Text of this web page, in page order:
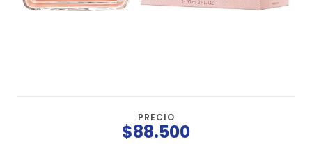
PRECIO
$88.500